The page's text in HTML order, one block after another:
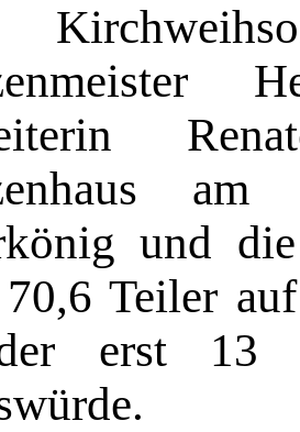
und
Teiler
erst 13